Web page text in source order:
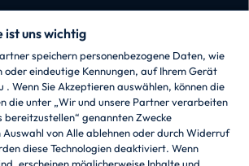
GROUP S.r.I. - mit
- RECHTSSITZ: Via Comolli 57 -
- Italien - VERWALTUNGSSITZE:
ist uns wichtig
speichern personenbezogene Daten, wie
oder eindeutige Kennungen, auf Ihrem Gerät
Wenn Sie Akzeptieren auswählen, können die
die unter „Wir und unsere Partner verarbeiten
bereitzustellen“ genannten Zwecke
von Alle ablehnen oder durch Widerruf
diese Technologien deaktiviert. Wenn